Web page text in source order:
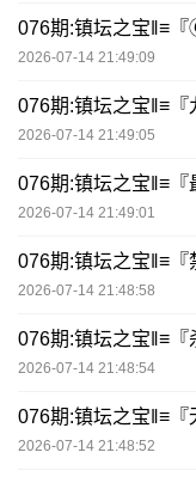
076期:镇坛之宝‖≡
2026-07-14 21:49:09
076期:镇坛之宝‖≡
2026-07-14 21:49:05
076期:镇坛之宝‖≡
2026-07-14 21:49:01
076期:镇坛之宝‖≡
2026-07-14 21:48:58
076期:镇坛之宝‖≡
2026-07-14 21:48:54
076期:镇坛之宝‖≡
2026-07-14 21:48:52